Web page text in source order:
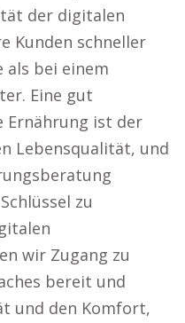
der digitalen
Kunden schneller
als bei einem
Eine gut
Ernährung ist der
Lebensqualität, und
zu
wir Zugang zu
bereit und
und den Komfort,